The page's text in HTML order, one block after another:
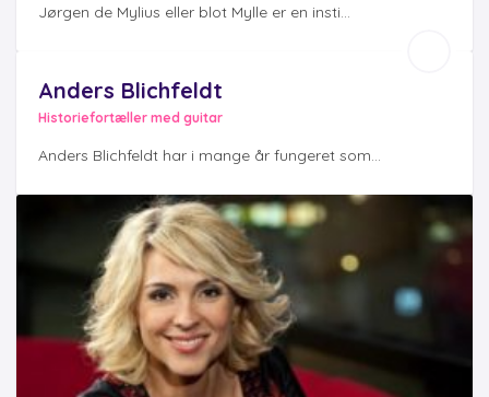
Jørgen de Mylius eller blot Mylle er en insti...
Anders Blichfeldt
Historiefortæller med guitar
Anders Blichfeldt har i mange år fungeret som...